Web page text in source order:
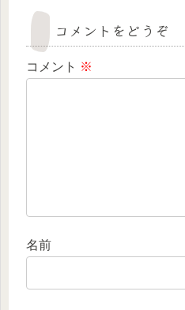
コメントをどうぞ
コメント ※
名前